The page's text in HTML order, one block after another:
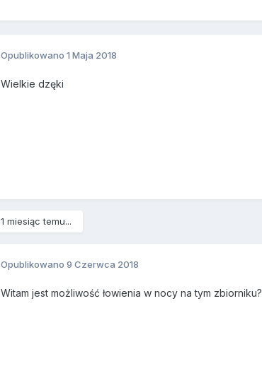
Opublikowano 1 Maja 2018
Wielkie dzęki
1 miesiąc temu...
Opublikowano 9 Czerwca 2018
Witam jest możliwość łowienia w nocy na tym zbiorniku?